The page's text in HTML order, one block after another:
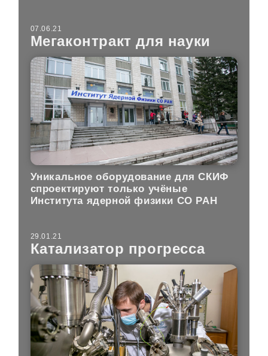
07.06.21
Мегаконтракт для науки
Уникальное оборудование для СКИФ
спроектируют только учёные
Института ядерной физики СО РАН
29.01.21
Катализатор прогресса